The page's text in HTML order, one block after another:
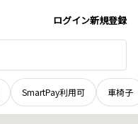
ログイン新規登録
SmartPay利用可 車椅子